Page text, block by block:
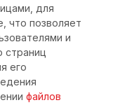
для
что позволяет
и
страниц
его
файлов